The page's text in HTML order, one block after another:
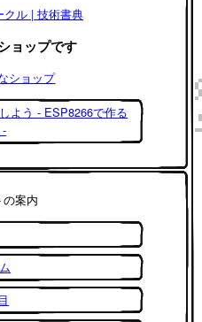
クル | 技術書典
ョップです
ショップ
よう - ESP8266で作る
案内